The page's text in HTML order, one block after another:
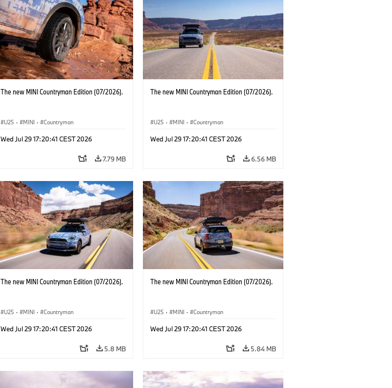
The new MINI Countryman Edition (07/2026).
U25 · MINI · Countryman
Wed Jul 29 17:20:41 CEST 2026
7.79 MB
The new MINI Countryman Edition (07/2026).
U25 · MINI · Countryman
Wed Jul 29 17:20:41 CEST 2026
6.56 MB
The new MINI Countryman Edition (07/2026).
U25 · MINI · Countryman
Wed Jul 29 17:20:41 CEST 2026
5.8 MB
The new MINI Countryman Edition (07/2026).
U25 · MINI · Countryman
Wed Jul 29 17:20:41 CEST 2026
5.84 MB